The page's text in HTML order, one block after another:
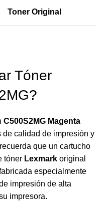
Toner Original
Tóner
C500S2MG Magenta
de calidad de impresión y
que un cartucho
tóner Lexmark original
especialmente
impresión de alta
impresora.